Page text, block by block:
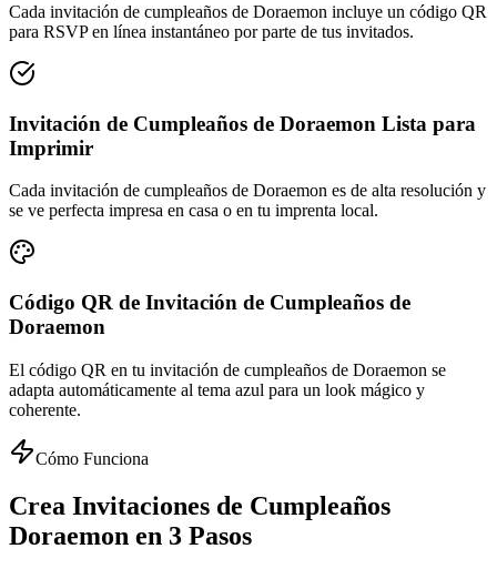
Cada invitación de cumpleaños de Doraemon incluye un código QR
para RSVP en línea instantáneo por parte de tus invitados.
Invitación de Cumpleaños de Doraemon Lista para
Imprimir
Cada invitación de cumpleaños de Doraemon es de alta resolución y
se ve perfecta impresa en casa o en tu imprenta local.
Código QR de Invitación de Cumpleaños de
Doraemon
El código QR en tu invitación de cumpleaños de Doraemon se
adapta automáticamente al tema azul para un look mágico y
coherente.
Cómo Funciona
Crea Invitaciones de Cumpleaños
Doraemon en 3 Pasos